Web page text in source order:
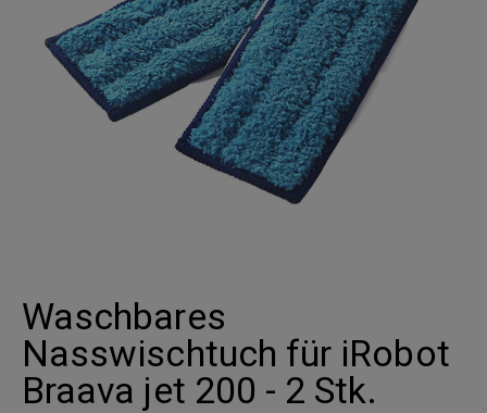
Waschbares
Nasswischtuch für iRobot
Braava jet 200 - 2 Stk.